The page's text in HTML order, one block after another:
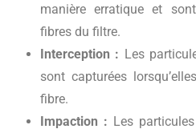
manière erratique et
fibres du filtre.
Interception : Les
sont capturées
fibre.
Impaction : Les